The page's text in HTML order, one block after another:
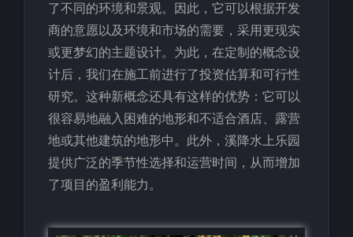
了不同的环境和景观。因此，它可以根据开发
商的意愿以及环境和市场的需要，采用更现实
或更梦幻的主题设计。为此，在定制的概念设
计后，我们在施工前进行了投资估算和可行性
研究。这种新概念还具有这样的优势：它可以
很容易地融入困难的地形和不适合酒店、露营
地或其他建筑的地形中。此外，溪降水上乐园
提供广泛的季节性选择和运营时间，从而增加
了项目的盈利能力。